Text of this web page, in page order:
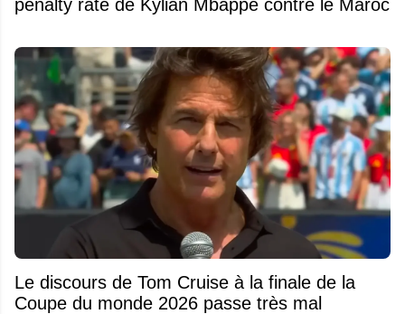
penalty raté de Kylian Mbappé contre le Maroc
Le discours de Tom Cruise à la finale de la
Coupe du monde 2026 passe très mal